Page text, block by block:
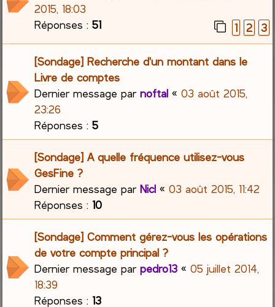
2015, 18:03
Réponses :51 1 2 3
[Sondage] Recherche d'un montant dans le
Livre de comptes
Dernier message parnoftal «03 août 2015,
23:26
Réponses :5
[Sondage] A quelle fréquence utilisez-vous
GesFine ?
Dernier message parNicl «03 août 2015, 11:42
Réponses :10
[Sondage] Comment gérez-vous les opérations
de votre compte principal ?
Dernier message parpedro13 «05 juillet 2014,
18:39
Réponses :13